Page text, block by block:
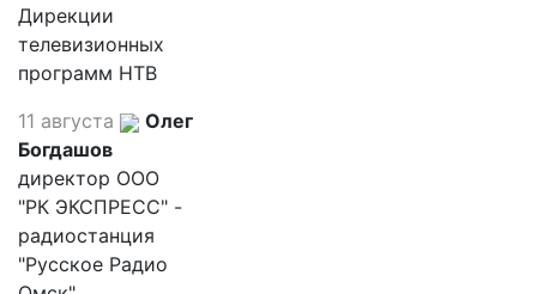
Дирекции
телевизионных
программ НТВ
11 августа
Олег
Богдашов
директор ООО
"РК ЭКСПРЕСС" -
радиостанция
"Русское Радио